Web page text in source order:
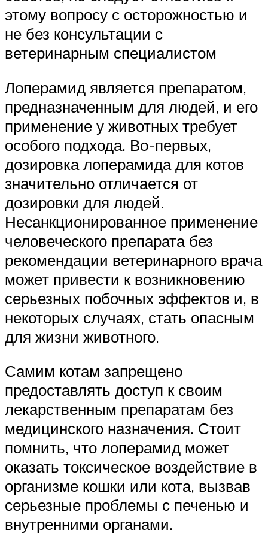
этому вопросу с осторожностью и
не без консультации с
ветеринарным специалистом
Лоперамид является препаратом,
предназначенным для людей, и его
применение у животных требует
особого подхода. Во-первых,
дозировка лоперамида для котов
значительно отличается от
дозировки для людей.
Несанкционированное применение
человеческого препарата без
рекомендации ветеринарного врача
может привести к возникновению
серьезных побочных эффектов и, в
некоторых случаях, стать опасным
для жизни животного.
Самим котам запрещено
предоставлять доступ к своим
лекарственным препаратам без
медицинского назначения. Стоит
помнить, что лоперамид может
оказать токсическое воздействие в
организме кошки или кота, вызвав
серьезные проблемы с печенью и
внутренними органами.